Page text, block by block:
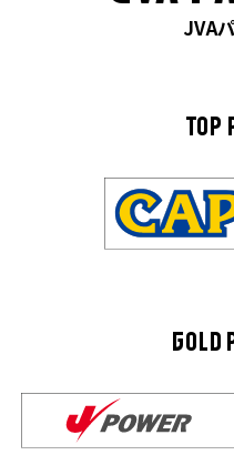
JVA
TOP
GOLD